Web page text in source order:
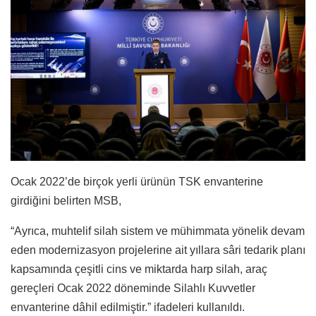
Ocak 2022’de birçok yerli ürünün TSK envanterine
girdiğini belirten MSB,
“Ayrıca, muhtelif silah sistem ve mühimmata yönelik devam
eden modernizasyon projelerine ait yıllara sâri tedarik planı
kapsamında çeşitli cins ve miktarda harp silah, araç
gereçleri Ocak 2022 döneminde Silahlı Kuvvetler
envanterine dâhil edilmiştir.” ifadeleri kullanıldı.